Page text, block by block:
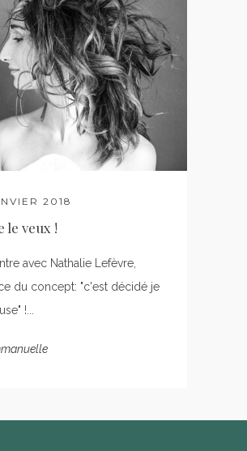
2018
le veux !
avec Nathalie Lefèvre,
du concept: "c'est décidé je
!...